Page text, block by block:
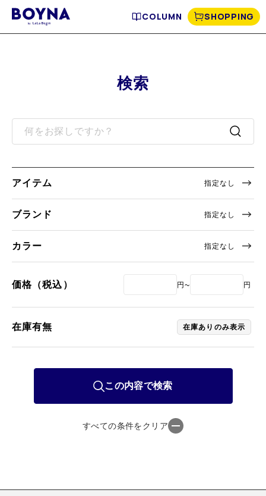
COLUMN SHOPPING
検索
アイテム 指定なし
ブランド 指定なし
カラー 指定なし
価格（税込） 円~ 円
在庫有無 在庫ありのみ表示
この内容で検索
すべての条件をクリア